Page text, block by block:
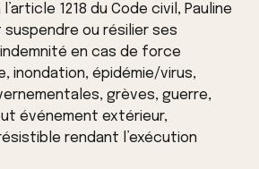
1218 du Code civil, Pauline
suspendre ou résilier ses
en cas de force
inondation, épidémie/virus,
grèves, guerre,
événement extérieur,
rendant l’exécution